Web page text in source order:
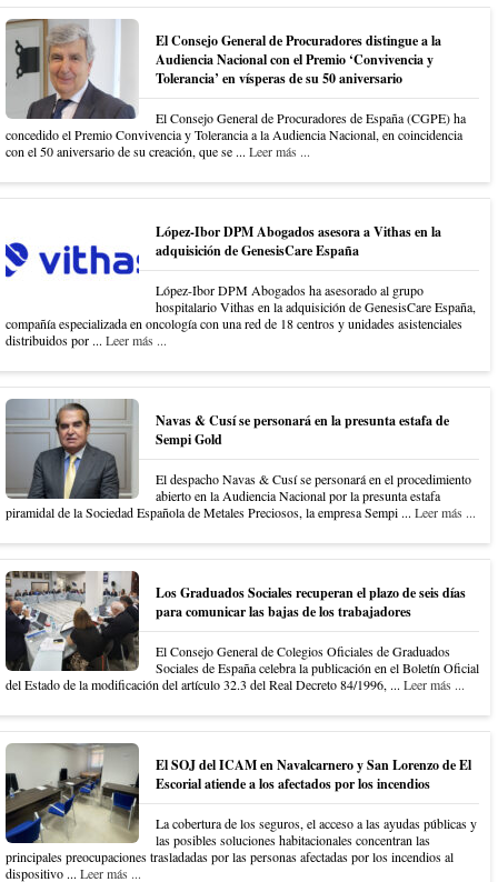
El Consejo General de Procuradores distingue a la
Audiencia Nacional con el Premio ‘Convivencia y
Tolerancia’ en vísperas de su 50 aniversario
El Consejo General de Procuradores de España (CGPE) ha
concedido el Premio Convivencia y Tolerancia a la Audiencia Nacional, en coincidencia
con el 50 aniversario de su creación, que se ... Leer más ...
López-Ibor DPM Abogados asesora a Vithas en la
adquisición de GenesisCare España
López-Ibor DPM Abogados ha asesorado al grupo
hospitalario Vithas en la adquisición de GenesisCare España,
compañía especializada en oncología con una red de 18 centros y unidades asistenciales
distribuidos por ... Leer más ...
Navas & Cusí se personará en la presunta estafa de
Sempi Gold
El despacho Navas & Cusí se personará en el procedimiento
abierto en la Audiencia Nacional por la presunta estafa
piramidal de la Sociedad Española de Metales Preciosos, la empresa Sempi ... Leer más ...
Los Graduados Sociales recuperan el plazo de seis días
para comunicar las bajas de los trabajadores
El Consejo General de Colegios Oficiales de Graduados
Sociales de España celebra la publicación en el Boletín Oficial
del Estado de la modificación del artículo 32.3 del Real Decreto 84/1996, ... Leer más ...
El SOJ del ICAM en Navalcarnero y San Lorenzo de El
Escorial atiende a los afectados por los incendios
La cobertura de los seguros, el acceso a las ayudas públicas y
las posibles soluciones habitacionales concentran las
principales preocupaciones trasladadas por las personas afectadas por los incendios al
dispositivo ... Leer más ...